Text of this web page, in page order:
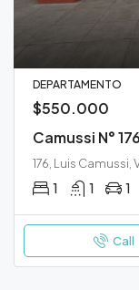
DEPARTAMENTO
$550.000
1 1 1
Call